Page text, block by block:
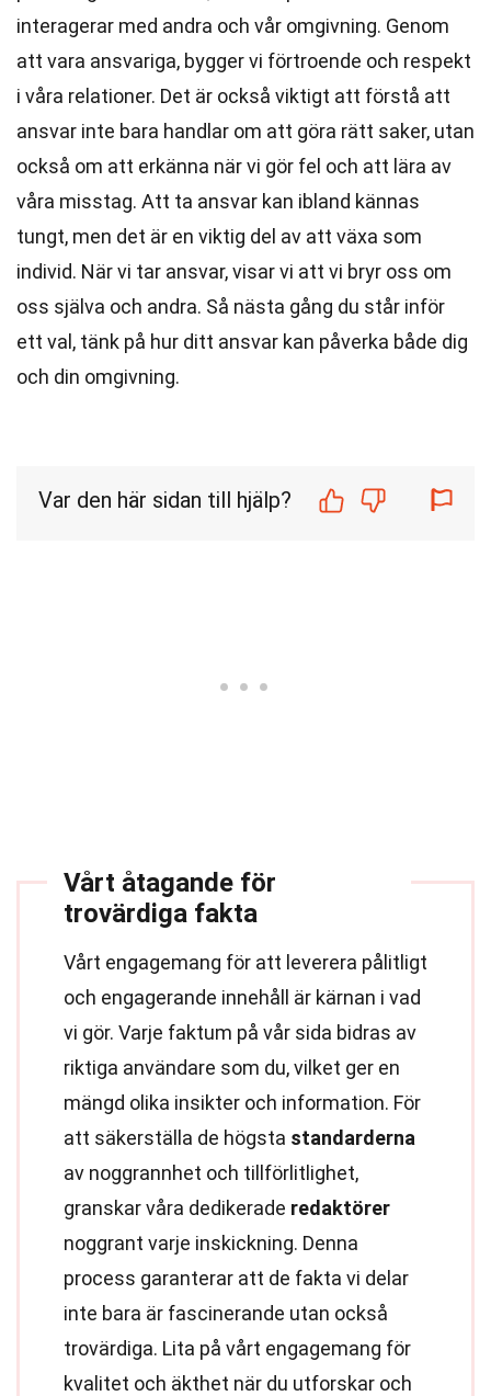
interagerar med andra och vår omgivning. Genom
att vara ansvariga, bygger vi förtroende och respekt
i våra relationer. Det är också viktigt att förstå att
ansvar inte bara handlar om att göra rätt saker, utan
också om att erkänna när vi gör fel och att lära av
våra misstag. Att ta ansvar kan ibland kännas
tungt, men det är en viktig del av att växa som
individ. När vi tar ansvar, visar vi att vi bryr oss om
oss själva och andra. Så nästa gång du står inför
ett val, tänk på hur ditt ansvar kan påverka både dig
och din omgivning.
Var den här sidan till hjälp?
Vårt åtagande för
trovärdiga fakta
Vårt engagemang för att leverera pålitligt
och engagerande innehåll är kärnan i vad
vi gör. Varje faktum på vår sida bidras av
riktiga användare som du, vilket ger en
mängd olika insikter och information. För
att säkerställa de högsta standarderna
av noggrannhet och tillförlitlighet,
granskar våra dedikerade redaktörer
noggrant varje inskickning. Denna
process garanterar att de fakta vi delar
inte bara är fascinerande utan också
trovärdiga. Lita på vårt engagemang för
kvalitet och äkthet när du utforskar och